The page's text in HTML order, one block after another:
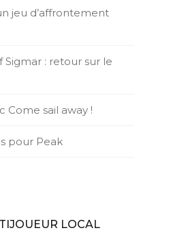
jeu d’affrontement
: retour sur le
Come sail away !
pour Peak
LOCAL